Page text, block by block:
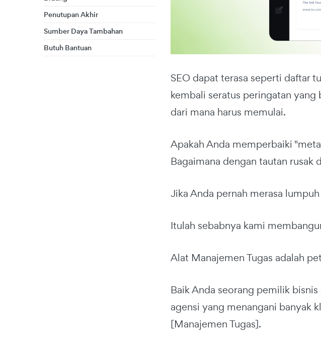
Penutupan Akhir
Sumber Daya Tambahan
Butuh Bantuan
SEO dapat terasa seperti daftar
kembali seratus peringatan
dari mana harus memulai.
Apakah Anda memperbaiki
Bagaimana dengan tautan rusak
Jika Anda pernah merasa
Itulah sebabnya kami
Alat Manajemen Tugas adalah
Baik Anda seorang pemilik
agensi yang menangani banyak
[Manajemen Tugas].